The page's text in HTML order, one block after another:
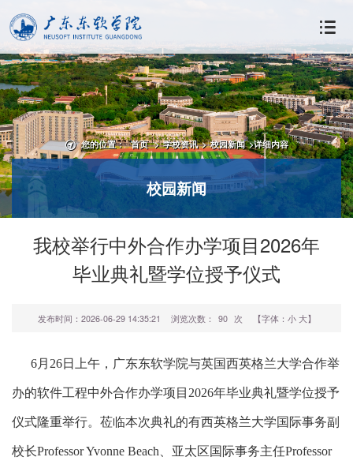
您的位置： 首页 > 学校资讯 > 校园新闻 >详细内容
校园新闻
我校举行中外合作办学项目2026年
毕业典礼暨学位授予仪式
发布时间：2026-06-29 14:35:21 浏览次数： 90 次 【字体： 小 大】
6月26日上午，广东东软学院与英国西英格兰大学合作举
办的软件工程中外合作办学项目2026年毕业典礼暨学位授予
仪式隆重举行。莅临本次典礼的有西英格兰大学国际事务副
校长Professor Yvonne Beach、亚太区国际事务主任Professor